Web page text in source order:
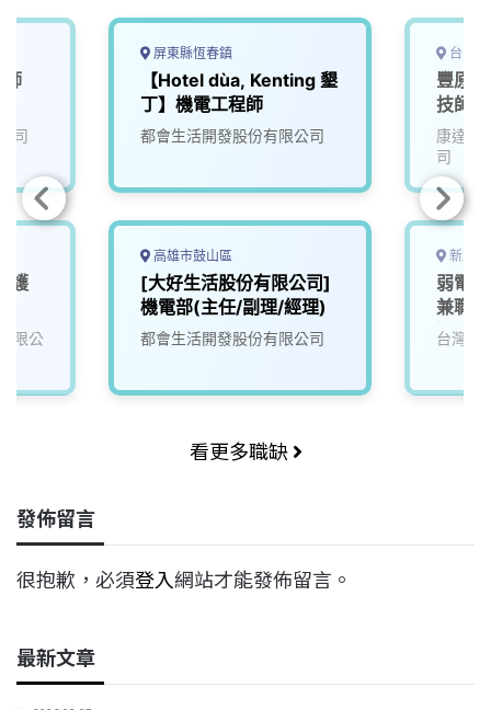
司
護
限公
屏東縣恆春鎮
【Hotel dùa, Kenting 墾
丁】機電工程師
都會生活開發股份有限公司
高雄市鼓山區
[大好生活股份有限公司]
機電部(主任/副理/經理)
都會生活開發股份有限公司
台中
豐原
技師&
康達盛
司
新北
弱電
兼職)
過6小
台灣寶
看更多職缺
發佈留言
很抱歉，必須登入網站才能發佈留言。
最新文章